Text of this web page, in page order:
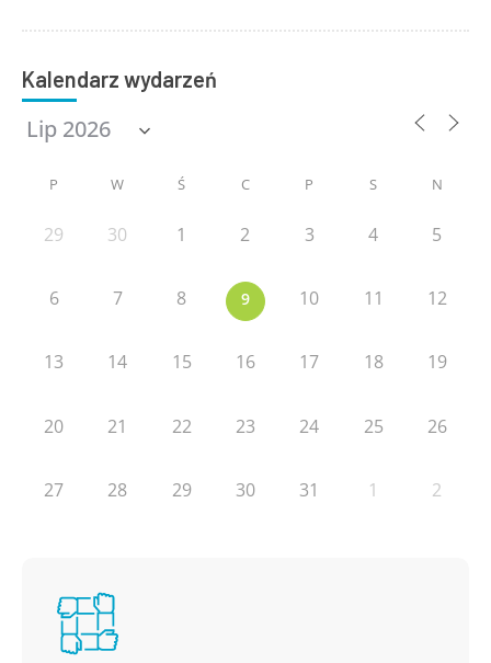
Kalendarz wydarzeń
P W Ś C P S N
29 30 1 2 3 4 5
6 7 8 9 10 11 12
13 14 15 16 17 18 19
20 21 22 23 24 25 26
27 28 29 30 31 1 2